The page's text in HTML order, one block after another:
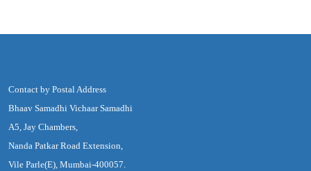
Contact by Postal Address
Bhaav Samadhi Vichaar Samadhi
A5, Jay Chambers,
Nanda Patkar Road Extension,
Vile Parle(E), Mumbai-400057.